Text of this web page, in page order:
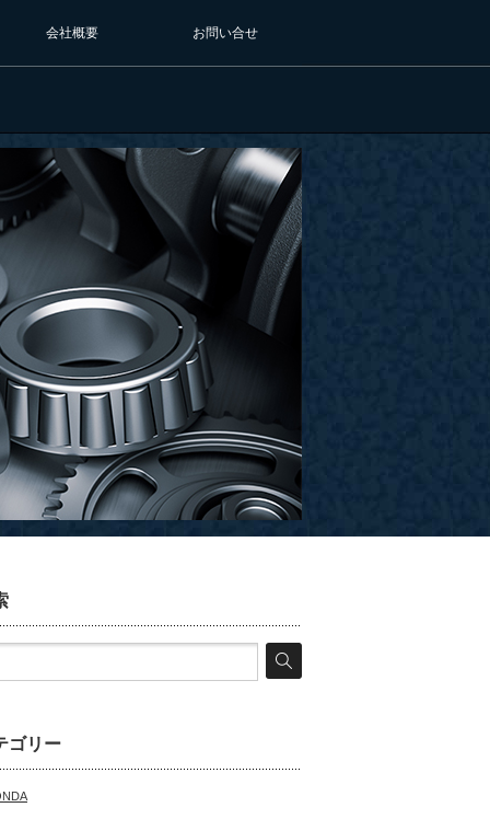
会社概要 お問い合せ
ゴリー